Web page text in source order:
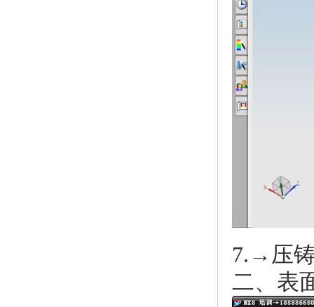
7.→压
二、表